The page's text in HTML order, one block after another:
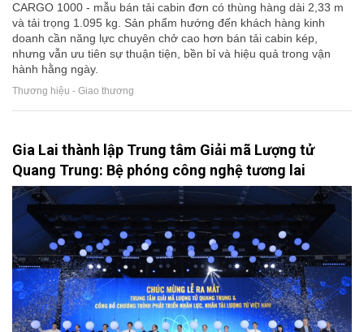
CARGO 1000 - mẫu bán tải cabin đơn có thùng hàng dài 2,33 m
và tải trọng 1.095 kg. Sản phẩm hướng đến khách hàng kinh
doanh cần năng lực chuyên chở cao hơn bán tải cabin kép,
nhưng vẫn ưu tiên sự thuận tiện, bền bỉ và hiệu quả trong vận
hành hằng ngày.
Thương hiệu - Giao thương
Gia Lai thành lập Trung tâm Giải mã Lượng tử
Quang Trung: Bệ phóng công nghệ tương lai